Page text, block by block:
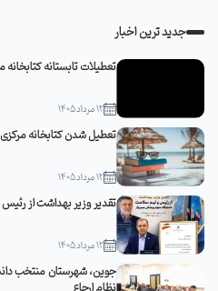
جدید ترین اخبار
تعطیلات تابستانه کتابخانه مرکزی از 13 مرداد تا
12 مرداد 1405
تعطیل شدن کتابخانه مرکزی
12 مرداد 1405
تقدیر وزیر بهداشت از
12 مرداد 1405
جوین، شهرستان منتخب